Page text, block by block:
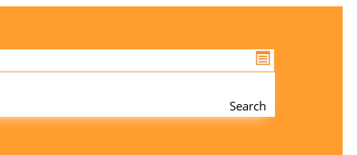
Search